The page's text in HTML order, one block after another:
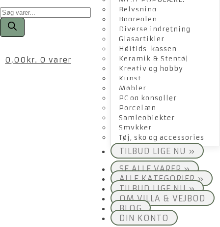
Products
search
0,00 kr. 0 varer
Belysning
Bogreolen
Diverse indretning
Glasartikler
Højtids-kassen
Keramik & Stentøj
Kreativ og hobby
Kunst
Møbler
PC og konsoller
Porcelæn
Samleobjekter
Smykker
Tøj, sko og accessories
TILBUD LIGE NU »
SE ALLE VARER »
ALLE KATEGORIER »
TILBUD LIGE NU »
OM VILLA & VEJBOD
BLOG
DIN KONTO